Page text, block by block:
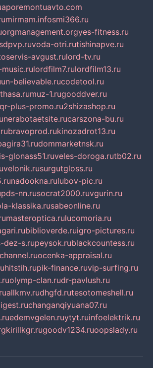
poremontuavto.com
mirmam.infosmi366.ru
orgmanagement.orgyes-fitness.ru
voda-otri.rutishinapve.ru
avgust.rulord-tv.ru
lordfilm7.rulordfilm13.ru
un-believable.rucodetool.ru
muz-1.rugooddver.ru
qr-plus-promo.ru2shizashop.ru
nerabotaetsite.rucarszona-bu.ru
bravoprod.rukinozadrot13.ru
dommarketnsk.ru
glonass51.ruveles-doroga.rutb02.ru
velonik.rusurgutgloss.ru
nadookna.rulubov-pic.ru
pds-nn.rusocrat2000.ruvgurin.ru
klassika.rusabeonline.ru
masteroptica.rulucomoria.ru
biblioverde.ruigro-pictures.ru
dez-s.rupeysok.rublackcountess.ru
ocenka-appraisal.ru
hitstih.rupik-finance.ruvip-surfing.ru
olymp-clan.rudr-pavlush.ru
allkmv.rudhgfd.rutesotomeshell.ru
changanqiyuana07.ru
edemvgelen.ruytyt.ruinfoelektrik.ru
kirillkgr.rugoodv1234.ruoopslady.ru